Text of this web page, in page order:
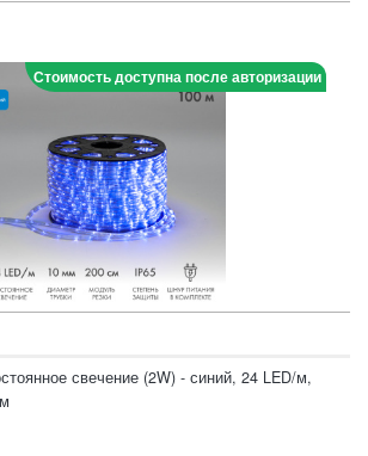
Стоимость доступна после авторизации
свечение (2W) - синий, 24 LED/м,